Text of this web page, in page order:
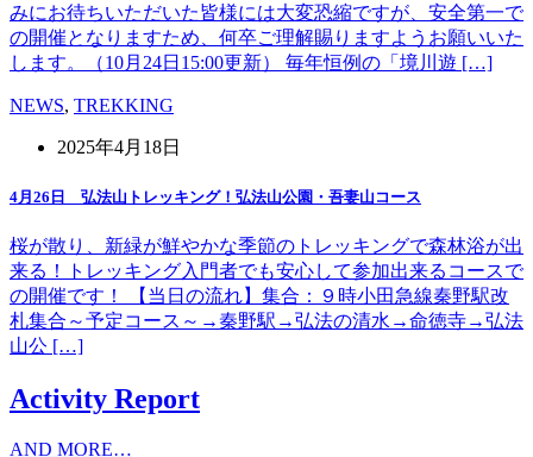
みにお待ちいただいた皆様には大変恐縮ですが、安全第一で
の開催となりますため、何卒ご理解賜りますようお願いいた
します。（10月24日15:00更新） 毎年恒例の「境川遊 […]
NEWS, TREKKING
2025年4月18日
4月26日 弘法山トレッキング！弘法山公園・吾妻山コース
桜が散り、新緑が鮮やかな季節のトレッキングで森林浴が出
来る！トレッキング入門者でも安心して参加出来るコースで
の開催です！ 【当日の流れ】集合：９時小田急線秦野駅改
札集合～予定コース～→秦野駅→弘法の清水→命徳寺→弘法
山公 […]
Activity Report
AND MORE…